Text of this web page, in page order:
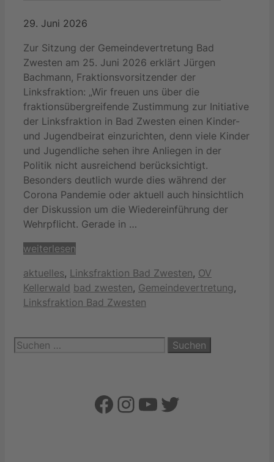
29. Juni 2026
Zur Sitzung der Gemeindevertretung Bad
Zwesten am 25. Juni 2026 erklärt Jürgen
Bachmann, Fraktionsvorsitzender der
Linksfraktion: „Wir freuen uns über die
fraktionsübergreifende Zustimmung zur Initiative
der Linksfraktion in Bad Zwesten einen Kinder-
und Jugendbeirat einzurichten, denn viele Kinder
und Jugendliche sehen ihre Anliegen in der
Politik nicht ausreichend berücksichtigt.
Besonders deutlich wurde dies während der
Corona Pandemie oder aktuell auch hinsichtlich
der Diskussion um die Wiedereinführung der
Wehrpflicht. Gerade in …
weiterlesen
Kategorien
aktuelles, Linksfraktion Bad Zwesten, OV
Kellerwald Schlagwörter
bad zwesten, Gemeindevertretung,
Linksfraktion Bad Zwesten
Suchen
nach:
Facebook
Instagram
YouTube
Twitter